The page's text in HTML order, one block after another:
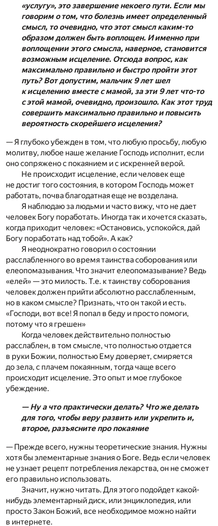
«услугу», это завершение некоего пути. Если мы
говорим о том, что болезнь имеет определенный
смысл, то очевидно, что этот смысл каким-то
образом должен быть воплощен. И именно при
воплощении этого смысла, наверное, становится
возможным исцеление. Отсюда вопрос, как
максимально правильно и быстро пройти этот
путь? Вот допустим, мальчик 9 лет шел
к исцелению вместе с мамой, за эти 9 лет что-то
с этой мамой, очевидно, произошло. Как этот труд
совершить максимально правильно и повысить
вероятность скорейшего исцеления?
— Я глубоко убежден в том, что любую просьбу, любую
молитву, любое наше желание Господь исполнит, если
оно сопряжено с покаянием и с искренней верой.
Не происходит исцеление, если человек еще
не достиг того состояния, в котором Господь может
работать, почва благодатная еще не возделана.
Я наблюдаю за людьми и часто вижу, что не дает
человек Богу поработать. Иногда так и хочется сказать,
когда приходит человек: «Остановись, успокойся, дай
Богу поработать над тобой». А как?
Я неоднократно говорил о состоянии
расслабленного во время таинства соборования или
елеопомазывания. Что значит елеопомазывание? Ведь
«елей» — это милость. Т.е. к таинству соборования
человек должен прийти абсолютно расслабленным,
но в каком смысле? Признать, что он такой и есть.
«Господи, вот все! Я попал в беду и просто помоги,
потому что я грешен»
Когда человек действительно полностью
расслаблен, в том смысле, что полностью отдается
в руки Божии, полностью Ему доверяет, смиряется
до зела, с плачем покаянным, тогда чаще всего
происходит исцеление. Это опыт и мое глубокое
убеждение.
— Ну а что практически делать? Что же делать
для того, чтобы веру развить или укрепить и,
второе, разъясните про покаяние
— Прежде всего, нужны теоретические знания. Нужны
хотя бы элементарные знания о Боге. Ведь если человек
не узнает рецепт потребления лекарства, он не сможет
его правильно использовать.
Значит, нужно читать. Для этого подойдет какой-
нибудь элементарный диск, или энциклопедия, или
просто Закон Божий, все необходимое можно найти
в интернете.